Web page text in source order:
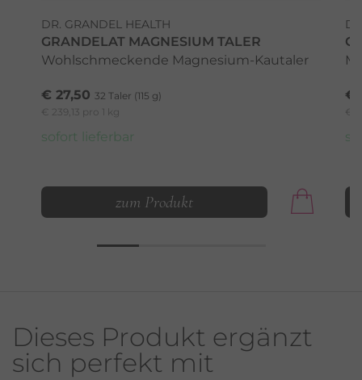
DR. GRANDEL HEALTH
GRANDELAT MAGNESIUM TALER
Wohlschmeckende Magnesium-Kautaler
€ 27,50 32 Taler (115 g)
€ 239,13 pro 1 kg
sofort lieferbar
zum Produkt
€
€
Dieses Produkt ergänzt
sich perfekt mit